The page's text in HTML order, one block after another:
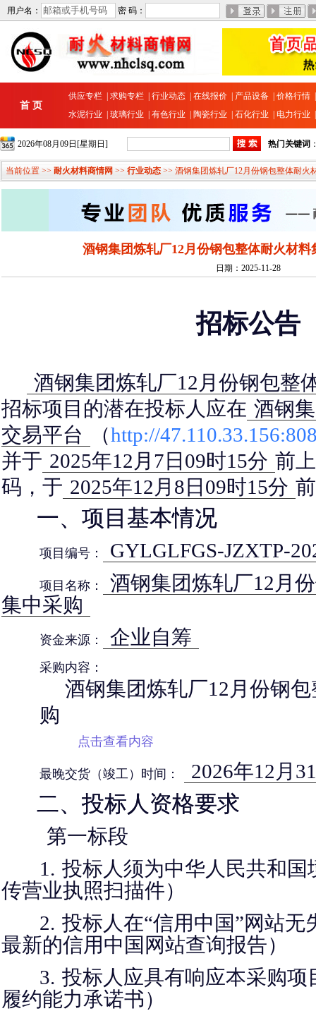
用户名： 密 码：
首 页
供应专栏 求购专栏 行业动态 在线报价 产品设备 价格行情
水泥行业
玻璃行业 有色行业 陶瓷行业 石化行业 电力行业
2026年08月09日[星期日] 热门关键词
当前位置 >> 耐火材料商情网 >> 行业动态 >> 酒钢集团炼轧厂12月份钢包整体耐火
酒钢集团炼轧厂12月份钢包整体耐火材
日期：2025-11-28
招标公告
酒钢集团炼轧厂12月份钢包整
招标项目的潜在投标人应在 酒钢
交易平台
（http://
并于 2025年12月7日09时15分 前
码，于 2025年12月8日09时15分
一、项目基本情况
项目编号： GYLGLFGS-JZXTP-
项目名称：
酒钢集团炼轧厂12月
集中采购
资金来源： 企业自筹
采购内容：
酒钢集团炼轧厂12月份钢
购
点击查看内容
最晚交货（竣工）时间： 2026年12月
二、投标人资格要求
第一标段
1. 投标人须为中华人民共和国
传营业执照扫描件）
2. 投标人在“信用中国”网站无
最新的信用中国网站查询报告）
3. 投标人应具有响应本采购项
履约能力承诺书）